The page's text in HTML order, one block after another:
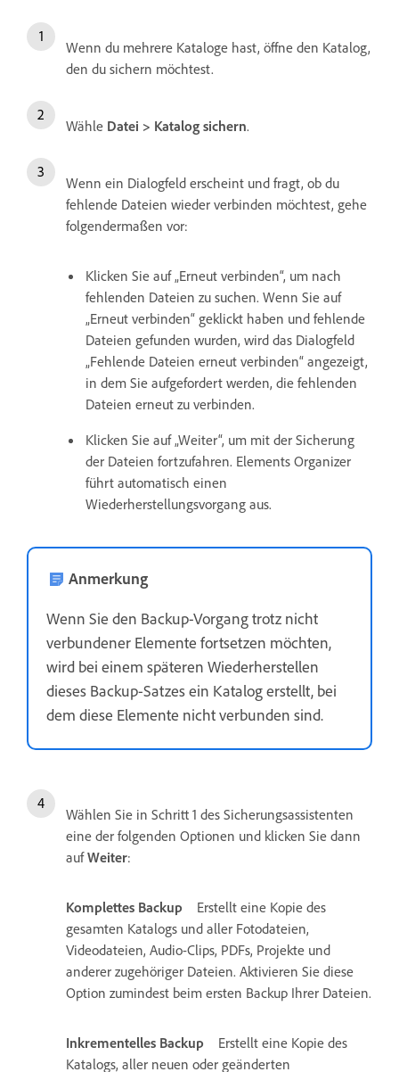
Wenn du mehrere Kataloge hast, öffne den Katalog,
den du sichern möchtest.
Wähle Datei > Katalog sichern.
Wenn ein Dialogfeld erscheint und fragt, ob du
fehlende Dateien wieder verbinden möchtest, gehe
folgendermaßen vor:
Klicken Sie auf „Erneut verbinden“, um nach
fehlenden Dateien zu suchen. Wenn Sie auf
„Erneut verbinden“ geklickt haben und fehlende
Dateien gefunden wurden, wird das Dialogfeld
„Fehlende Dateien erneut verbinden“ angezeigt,
in dem Sie aufgefordert werden, die fehlenden
Dateien erneut zu verbinden.
Klicken Sie auf „Weiter“, um mit der Sicherung
der Dateien fortzufahren. Elements Organizer
führt automatisch einen
Wiederherstellungsvorgang aus.
Anmerkung
Wenn Sie den Backup-Vorgang trotz nicht
verbundener Elemente fortsetzen möchten,
wird bei einem späteren Wiederherstellen
dieses Backup-Satzes ein Katalog erstellt, bei
dem diese Elemente nicht verbunden sind.
Wählen Sie in Schritt 1 des Sicherungsassistenten
eine der folgenden Optionen und klicken Sie dann
aufWeiter:
Komplettes Backup
Erstellt eine Kopie des
gesamten Katalogs und aller Fotodateien,
Videodateien, Audio-Clips, PDFs, Projekte und
anderer zugehöriger Dateien. Aktivieren Sie diese
Option zumindest beim ersten Backup Ihrer Dateien.
Inkrementelles Backup
Erstellt eine Kopie des
Katalogs, aller neuen oder geänderten